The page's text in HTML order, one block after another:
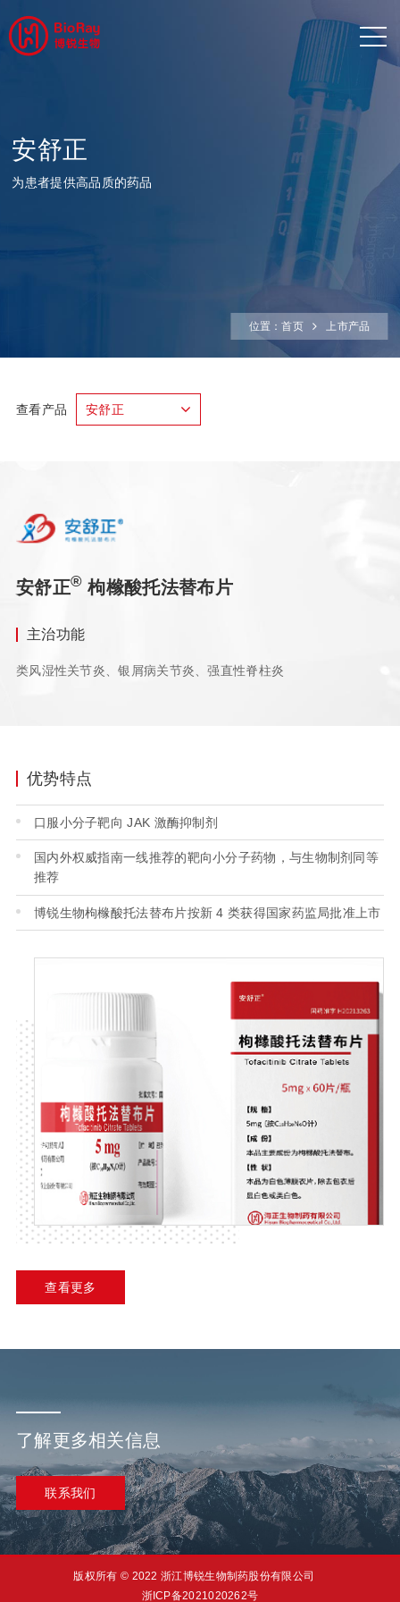
安舒正
为患者提供高品质的药品
位置：首页 上市产品
查看产品 安舒正
安舒正® 枸橼酸托法替布片
主治功能
类风湿性关节炎、银屑病关节炎、强直性脊柱炎
优势特点
口服小分子靶向 JAK 激酶抑制剂
国内外权威指南一线推荐的靶向小分子药物，与生物制剂同等
推荐
博锐生物枸橼酸托法替布片按新 4 类获得国家药监局批准上市
查看更多
了解更多相关信息
联系我们
版权所有 © 2022 浙江博锐生物制药股份有限公司
浙ICP备2021020262号